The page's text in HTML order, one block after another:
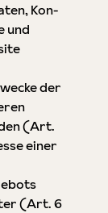
Kon-
und
der
(Art.
einer
(Art. 6